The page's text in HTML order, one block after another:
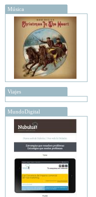
Música
Viajes
MundoDigital